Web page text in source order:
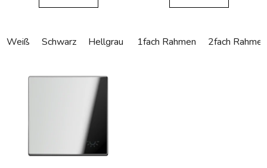
Weiß Schwarz Hellgrau Cremefarbend Mattes
1fach Rahmen 2fach Rahmen